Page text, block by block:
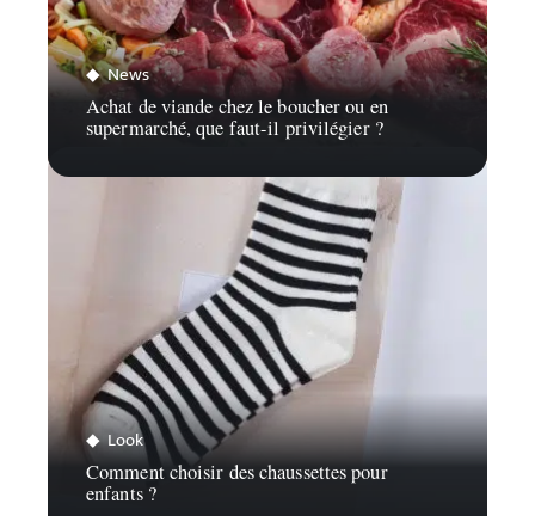
News
Achat de viande chez le boucher ou en
supermarché, que faut-il privilégier ?
Look
Comment choisir des chaussettes pour
enfants ?